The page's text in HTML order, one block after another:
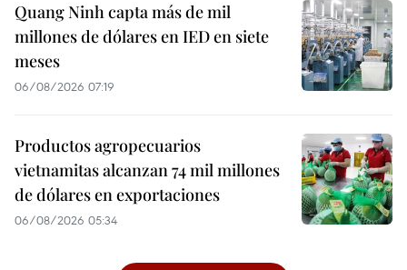
Quang Ninh capta más de mil
millones de dólares en IED en siete
meses
06/08/2026 07:19
Productos agropecuarios
vietnamitas alcanzan 74 mil millones
de dólares en exportaciones
06/08/2026 05:34